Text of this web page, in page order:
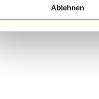
Ablehnen